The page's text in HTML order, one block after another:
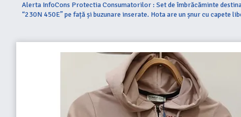
Alerta InfoCons Protectia Consumatorilor : Set de îmbrăcăminte
“230N 450E” pe față și buzunare inserate. Hota are un șnur cu capete